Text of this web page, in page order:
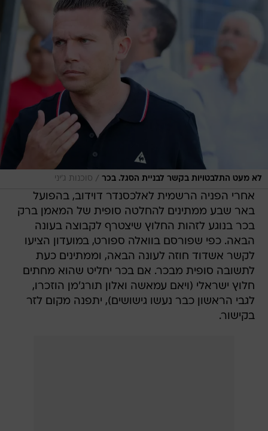
לא מעט התלבטויות בקשר לבניית הסגל. בכר / סוכנות ג'יני
אחרי הפניה הרשמית לאלכסנדר דוידוב, בהפועל
באר שבע ממתינים להחלטה סופית של המאמן ברק
בכר בנוגע לזהות החלוץ שיצטרף לקבוצה בעונה
הבאה. כפי שפורסם בוואלה ספורט, במועדון הציעו
לקשר אשדוד חוזה לעונה הבאה, וממתינים כעת
לתשובה סופית מבכר. אם בכר יחליט שהוא מחתים
חלוץ ישראלי (ויאם עמאשה ואלון תורג'מן הוזכרו,
לגבי הראשון כבר נעשו גישושים), יתפנה מקום לזר
בקישור.